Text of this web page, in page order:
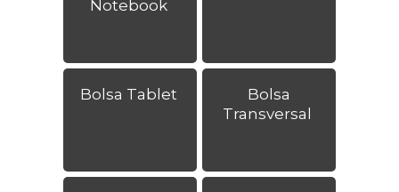
Notebook
Bolsa Tablet
Bolsa
Transversal